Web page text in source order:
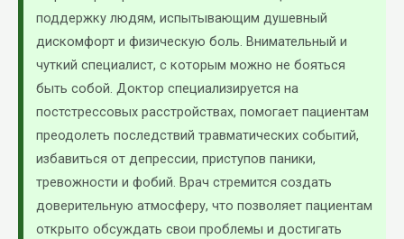
поддержку людям, испытывающим душевный
дискомфорт и физическую боль. Внимательный и
чуткий специалист, с которым можно не бояться
быть собой. Доктор специализируется на
постстрессовых расстройствах, помогает пациентам
преодолеть последствий травматических событий,
избавиться от депрессии, приступов паники,
тревожности и фобий. Врач стремится создать
доверительную атмосферу, что позволяет пациентам
открыто обсуждать свои проблемы и достигать